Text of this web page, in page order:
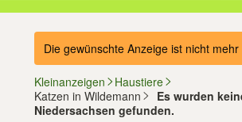
Die gewünschte Anzeige ist nicht
Kleinanzeigen
Haustiere
Katzen in Wildemann
Es wurden
Niedersachsen gefunden.